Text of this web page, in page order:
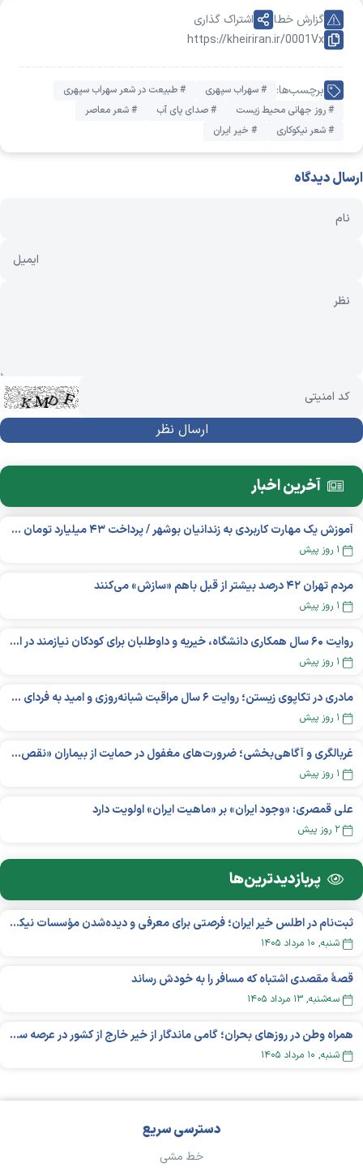
https://kheiriran.ir/0001Vx
گزارش خطا اشتراک گذاری
برچسب‌ها: # سهراب سپهری
# طبیعت در شعر سهراب سپهری
# روز جهانی محیط زیست
# صدای پای آب
# شعر معاصر
# شعر نیکوکاری
# خیر ایران
ارسال دیدگاه
آخرین اخبار
آموزش یک مهارت کاربردی به زندانیان بوشهر / پرداخت ۴۳ میلیارد تومان تسهیلات خوداشتغالی
۱ روز پیش
مردم تهران ۴۲ درصد بیشتر از قبل باهم «سازش» می‌کنند
۱ روز پیش
روایت ۶۰ سال همکاری دانشگاه، خیریه و داوطلبان برای کودکان نیازمند در استرالیا
۱ روز پیش
مادری در تکاپوی زیستن؛ روایت ۶ سال مراقبت شبانه‌روزی و امید به فردای «نورا»
۱ روز پیش
غربالگری و آگاهی‌بخشی؛ ضرورت‌های مغفول در حمایت از بیماران «نقص ایمنی اولیه»
۱ روز پیش
علی قمصری: «وجود ایران» بر «ماهیت ایران» اولویت دارد
۲ روز پیش
پربازدید‌ترین‌ها
ثبت‌نام در اطلس خیر ایران؛ فرصتی برای معرفی و دیده‌شدن مؤسسات نیکوکاری
شنبه, ۱۰ مرداد ۱۴۰۵
قصهٔ مقصدی اشتباه که مسافر را به خودش رساند
سه‌شنبه, ۱۳ مرداد ۱۴۰۵
همراه وطن در روزهای بحران؛ گامی ماندگار از خیر خارج از کشور در عرصه سلامت
شنبه, ۱۰ مرداد ۱۴۰۵
دسترسی سریع
خط مشی